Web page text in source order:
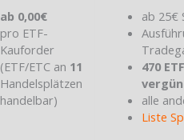
ab 0,00€
pro ETF-
Kauforder
(ETF/ETC an 11
Handelsplätzen
handelbar)
ab 25€
470
alle
Liste